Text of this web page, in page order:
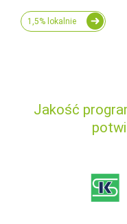
1,5% lokalnie
Jakość